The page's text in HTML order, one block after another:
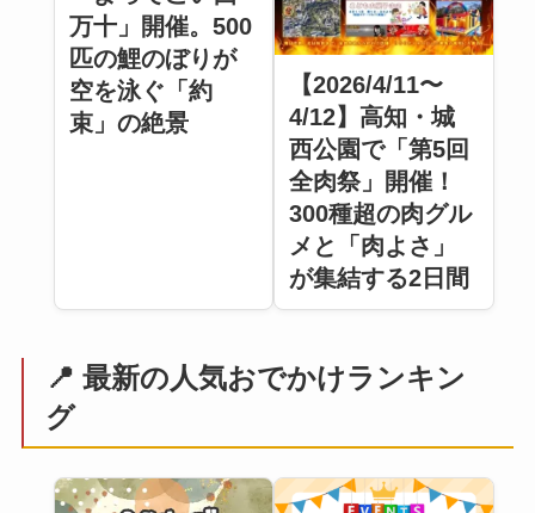
万十」開催。500
匹の鯉のぼりが
空を泳ぐ「約
束」の絶景
【2026/4/11〜
4/12】高知・城
西公園で「第5回
全肉祭」開催！
300種超の肉グル
メと「肉よさ」
が集結する2日間
📍 最新の人気おでかけランキン
グ